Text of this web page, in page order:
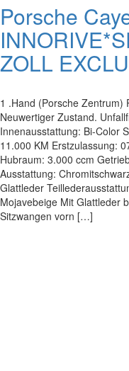
Porsche
ZOLL EXCLU
1 .Hand (Porsche Zentrum)
Neuwertiger Zustand.
Innenausstattung: Bi-Color
11.000 KM Erstzulassung:
Hubraum: 3.000 ccm
Ausstattung:
Glattleder
Mojavebeige Mit Glattleder
Sitzwangen vorn […]